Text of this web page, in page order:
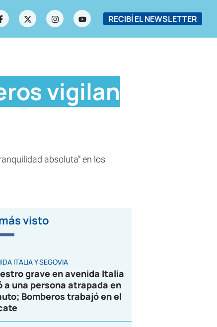
RECIBÍ EL NEWSLETTER
vigilan
absoluta” en los
visto
ITALIA Y SEGOVIA
grave en avenida Italia
a una persona atrapada en
Bomberos trabajó en el